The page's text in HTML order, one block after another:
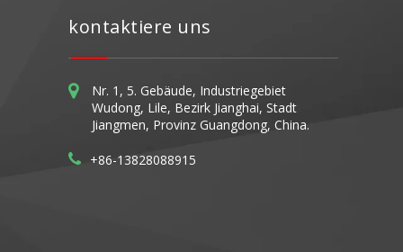
kontaktiere uns
Nr. 1, 5. Gebäude, Industriegebiet
Wudong, Lile, Bezirk Jianghai, Stadt
Jiangmen, Provinz Guangdong, China.
+86-13828088915